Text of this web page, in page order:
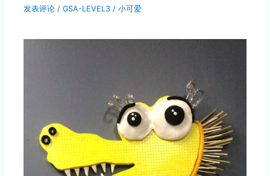
发表评论 /GSA-LEVEL3 /小可爱